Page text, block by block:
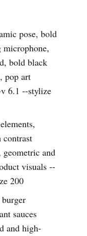
pose, bold
microphone,
bold black
pop art
6.1 --stylize
contrast
and
visuals --
200
sauces
and high-